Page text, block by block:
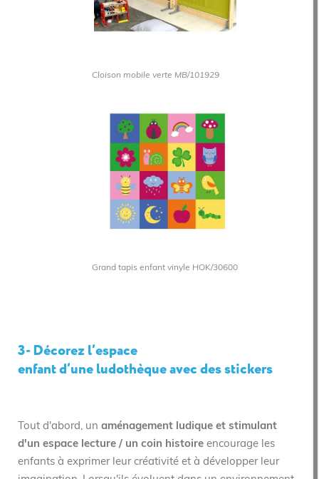
Cloison mobile verte MB/101929
Grand tapis enfant vinyle HOK/30600
3- Décorez l’espace
enfant d’une ludothèque avec des stickers
Tout d'abord, un aménagement ludique et stimulant
d'un espace lecture / un coin histoire encourage les
enfants à exprimer leur créativité et à développer leur